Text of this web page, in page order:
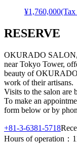
¥1,760,000
RESERVE
OKURADO SALON,
near Tokyo Tower,
beauty of
work of their artisans.
Visits to the salon are
To make an
form below or by
+81-3-6381-5718
Hours of operation：